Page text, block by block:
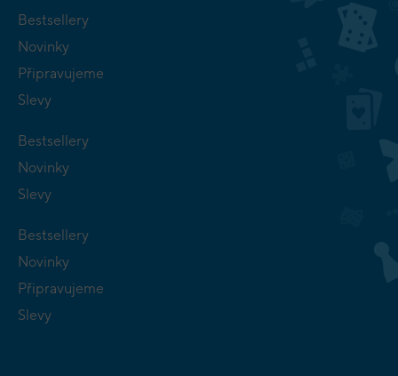
Bestsellery
Novinky
Připravujeme
Slevy
Bestsellery
Novinky
Slevy
Bestsellery
Novinky
Připravujeme
Slevy